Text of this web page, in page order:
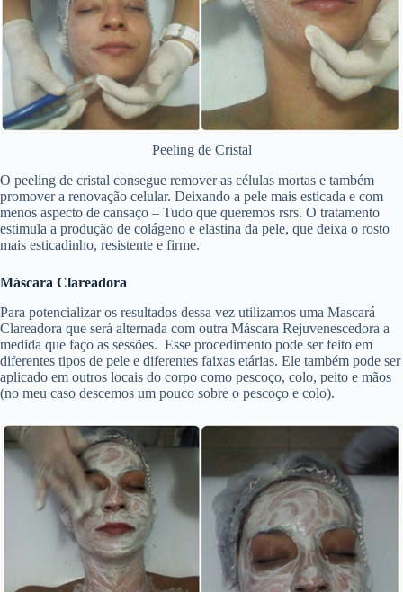
Peeling de Cristal
O peeling de cristal consegue remover as células mortas e também
promover a renovação celular. Deixando a pele mais esticada e com
menos aspecto de cansaço – Tudo que queremos rsrs. O tratamento
estimula a produção de colágeno e elastina da pele, que deixa o rosto
mais esticadinho, resistente e firme.
Máscara Clareadora
Para potencializar os resultados dessa vez utilizamos uma Mascará
Clareadora que será alternada com outra Máscara Rejuvenescedora a
medida que faço as sessões. Esse procedimento pode ser feito em
diferentes tipos de pele e diferentes faixas etárias. Ele também pode ser
aplicado em outros locais do corpo como pescoço, colo, peito e mãos
(no meu caso descemos um pouco sobre o pescoço e colo).